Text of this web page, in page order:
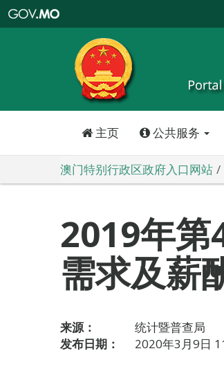
特
政
区
政
口
主页 公共服务
澳门特别行政区政府入口网站
2019年第
需求及薪
来源：
统计暨普查局
发布日期：
2020年3月9日